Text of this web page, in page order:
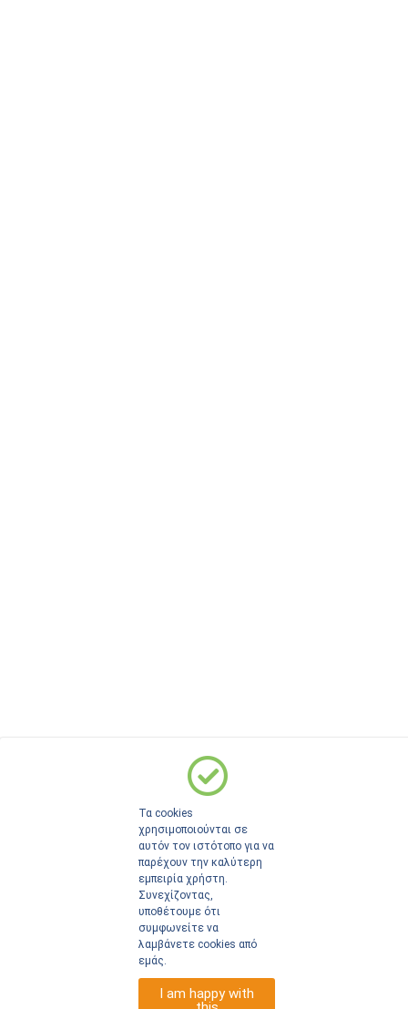
Τα cookies
χρησιμοποιούνται σε
αυτόν τον ιστότοπο για να
παρέχουν την καλύτερη
εμπειρία χρήστη.
Συνεχίζοντας,
υποθέτουμε ότι
συμφωνείτε να
λαμβάνετε cookies από
εμάς.
I am happy with